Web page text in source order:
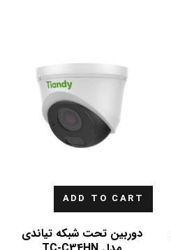
ADD TO CART
دوربین تحت شبکه تیاندی